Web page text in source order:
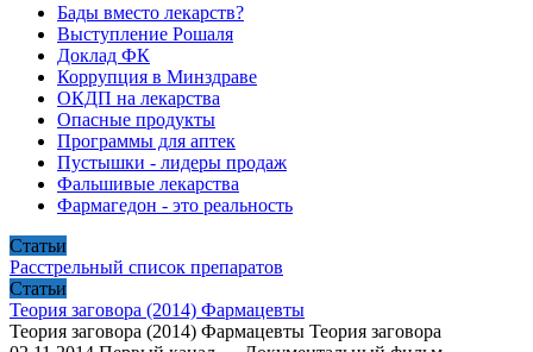
Бады вместо лекарств?
Выступление Рошаля
Доклад ФК
Коррупция в Минздраве
ОКДП на лекарства
Опасные продукты
Программы для аптек
Пустышки - лидеры продаж
Фальшивые лекарства
Фармагедон - это реальность
Статьи
Расстрельный список препаратов
Статьи
Теория заговора (2014) Фармацевты
Теория заговора (2014) Фармацевты Теория заговора